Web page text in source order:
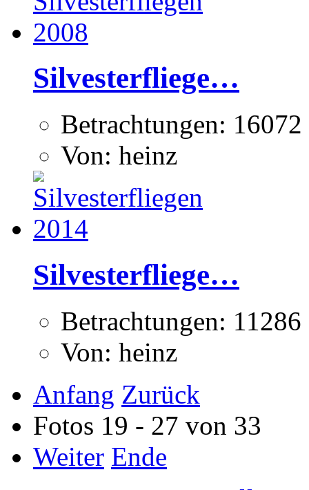
Silvesterfliege…
Betrachtungen: 16072
Von: heinz
Silvesterfliege…
Betrachtungen: 11286
Von: heinz
Anfang Zurück
Fotos 19 - 27 von 33
Weiter Ende